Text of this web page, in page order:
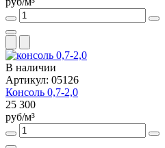
В наличии
Артикул: 05126
Консоль 0,7-2,0
25 300
руб/м³